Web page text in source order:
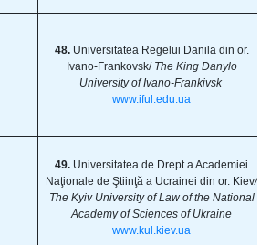
48. Universitatea Regelui Danila din or.
Ivano-Frankovsk/ The King Danylo
University of Ivano-Frankivsk
www.iful.edu.ua
49. Universitatea de Drept a Academiei
Naţionale de Ştiinţă a Ucrainei din or. Kiev/
The Kyiv University of Law of the National
Academy of Sciences of Ukraine
www.kul.kiev.ua